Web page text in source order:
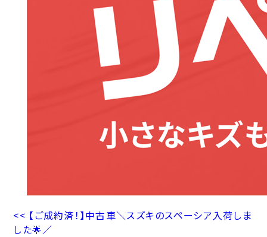
<< 【ご成約済！】中古車＼スズキのスペーシア入荷しま
した🌟／